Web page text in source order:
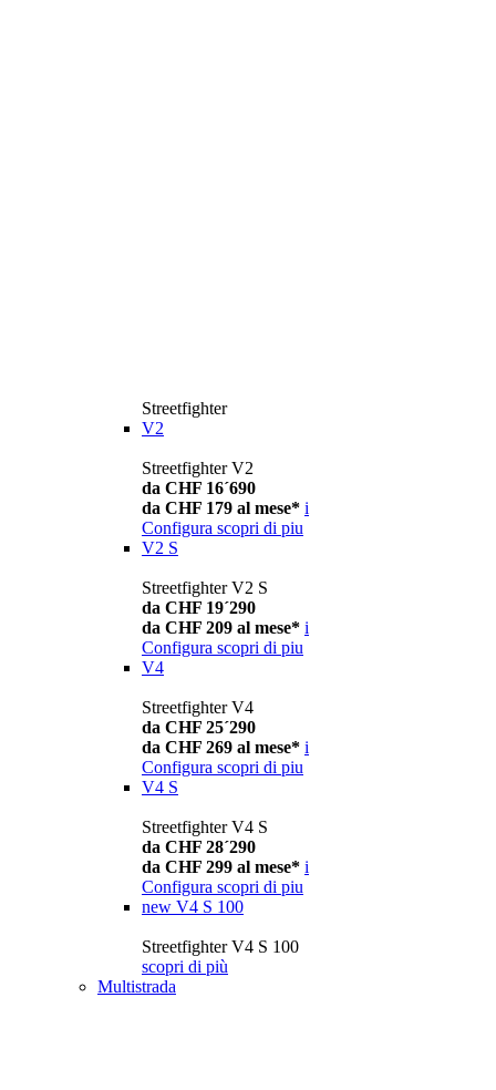
Streetfighter
V2
Streetfighter V2
da CHF 16´690
da CHF 179 al mese* i
Configura scopri di piu
V2 S
Streetfighter V2 S
da CHF 19´290
da CHF 209 al mese* i
Configura scopri di piu
V4
Streetfighter V4
da CHF 25´290
da CHF 269 al mese* i
Configura scopri di piu
V4 S
Streetfighter V4 S
da CHF 28´290
da CHF 299 al mese* i
Configura scopri di piu
new V4 S 100
Streetfighter V4 S 100
scopri di più
Multistrada